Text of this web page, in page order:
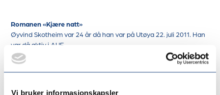
Vi bruker informasjonskapsler
Romanen «Kjære natt»
Øyvind Skotheim var 24 år då han var på Utøya 22. juli 2011. Han
var då aktiv i AUF.
I dag er han utdanna jurist, og arbeider med konflikthandtering.